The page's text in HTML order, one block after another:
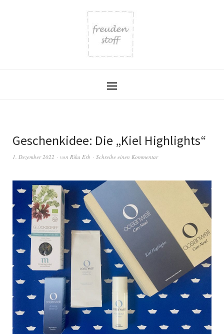
Geschenkidee: Die „Kiel Highlights“
1. Dezember 2022 von Rika Erb Schreibe einen Kommentar